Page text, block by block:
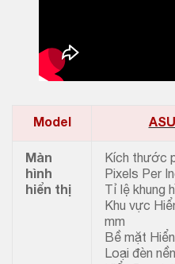
Model
Màn
hình
hiển thị
Kích thước
Pixels Per
Tỉ lệ khung
Khu vực
mm
Bề mặt
Loại đèn